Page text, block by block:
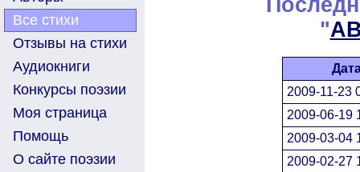
Все стихи
Отзывы на стихи
Аудиокниги
Конкурсы поэзии
Моя страница
Помощь
О сайте поэзии
"
2009-11-23
2009-06-19
2009-03-04
2009-02-27